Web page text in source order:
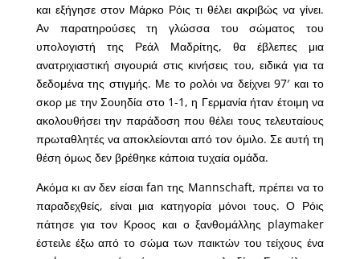
και εξήγησε στον Μάρκο Ρόις τι θέλει ακριβώς να γίνει.
Αν παρατηρούσες τη γλώσσα του σώματος του
υπολογιστή της Ρεάλ Μαδρίτης, θα έβλεπες μια
ανατριχιαστική σιγουριά στις κινήσεις του, ειδικά για τα
δεδομένα της στιγμής. Με το ρολόι να δείχνει 97′ και το
σκορ με την Σουηδία στο 1-1, η Γερμανία ήταν έτοιμη να
ακολουθήσει την παράδοση που θέλει τους τελευταίους
πρωταθλητές να αποκλείονται από τον όμιλο. Σε αυτή τη
θέση όμως δεν βρέθηκε κάποια τυχαία ομάδα.
Ακόμα κι αν δεν είσαι fan της Mannschaft, πρέπει να το
παραδεχθείς, είναι μια κατηγορία μόνοι τους. Ο Ρόις
πάτησε για τον Κροος και ο ξανθομάλλης playmaker
έστειλε έξω από το σώμα των παικτών του τείχους ένα